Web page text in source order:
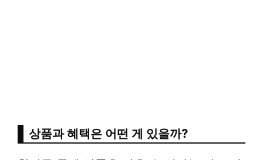
상품과 혜택은 어떤 게 있을까?